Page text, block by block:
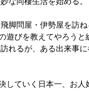
脚問屋・伊勢屋を訪
遊びを教えてやろうと
れるが、ある出来事に
していく日本一、お人